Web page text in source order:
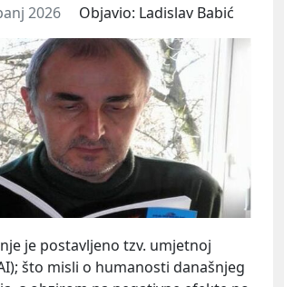
2026 Objavio: Ladislav Babić
je postavljeno tzv. umjetnoj
što misli o humanosti današnjeg